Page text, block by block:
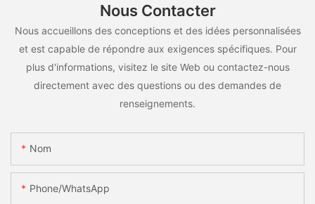
Nous Contacter
Nous accueillons des conceptions et des idées personnalisées
et est capable de répondre aux exigences spécifiques. Pour
plus d'informations, visitez le site Web ou contactez-nous
directement avec des questions ou des demandes de
renseignements.
Nom
Phone/whatsApp